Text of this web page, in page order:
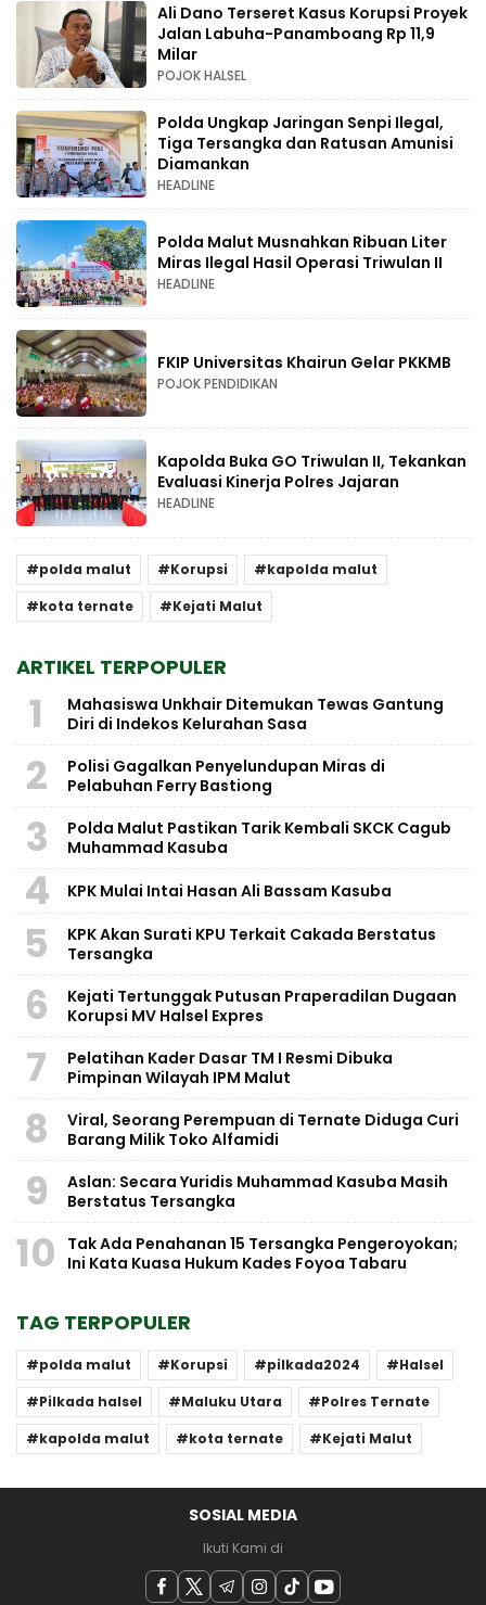
Ali Dano Terseret Kasus Korupsi Proyek
Jalan Labuha-Panamboang Rp 11,9
Milar
POJOK HALSEL
Polda Ungkap Jaringan Senpi Ilegal,
Tiga Tersangka dan Ratusan Amunisi
Diamankan
HEADLINE
Polda Malut Musnahkan Ribuan Liter
Miras Ilegal Hasil Operasi Triwulan II
HEADLINE
FKIP Universitas Khairun Gelar PKKMB
POJOK PENDIDIKAN
Kapolda Buka GO Triwulan II, Tekankan
Evaluasi Kinerja Polres Jajaran
HEADLINE
polda malut Korupsi
kapolda malut
kota ternate
Kejati Malut
ARTIKEL TERPOPULER
1
Mahasiswa Unkhair Ditemukan Tewas Gantung
Diri di Indekos Kelurahan Sasa
2
Polisi Gagalkan Penyelundupan Miras di
Pelabuhan Ferry Bastiong
3
Polda Malut Pastikan Tarik Kembali SKCK Cagub
Muhammad Kasuba
4 KPK Mulai Intai Hasan Ali Bassam Kasuba
5
KPK Akan Surati KPU Terkait Cakada Berstatus
Tersangka
6
Kejati Tertunggak Putusan Praperadilan Dugaan
Korupsi MV Halsel Expres
7
Pelatihan Kader Dasar TM I Resmi Dibuka
Pimpinan Wilayah IPM Malut
8
Viral, Seorang Perempuan di Ternate Diduga Curi
Barang Milik Toko Alfamidi
9
Aslan: Secara Yuridis Muhammad Kasuba Masih
Berstatus Tersangka
10
Tak Ada Penahanan 15 Tersangka Pengeroyokan;
Ini Kata Kuasa Hukum Kades Foyoa Tabaru
TAG TERPOPULER
polda malut Korupsi pilkada2024
Halsel
Pilkada halsel
Maluku Utara
Polres Ternate
kapolda malut
kota ternate Kejati Malut
SOSIAL MEDIA
Ikuti Kami di